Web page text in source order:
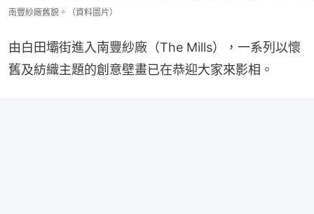
南豐紗廠舊貌。（資料圖片）
由白田壩街進入南豐紗廠（The Mills），一系列以懷
舊及紡織主題的創意壁畫已在恭迎大家來影相。